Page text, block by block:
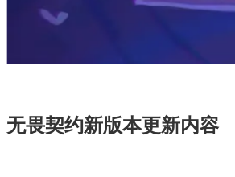
无畏契约新版本更新内容